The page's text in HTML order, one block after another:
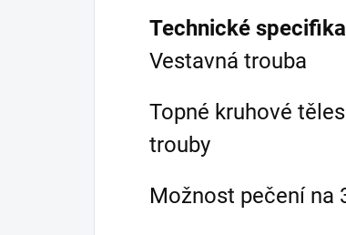
Technické
Vestavná trouba
Topné kruhové
trouby
Možnost pečení na